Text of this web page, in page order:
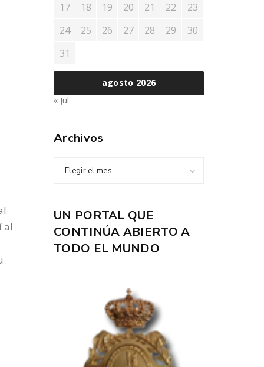
al
agosto 2026
17
18 19 20 21 22
23
24
25 26 27 28 29
30
31
« Jul
Archivos
Elegir el mes
UN PORTAL QUE
CONTINÚA ABIERTO A
TODO EL MUNDO